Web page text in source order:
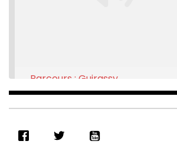
RSS FEED
Parcours : Guirassy
Feb 16, 2021 • 28:08